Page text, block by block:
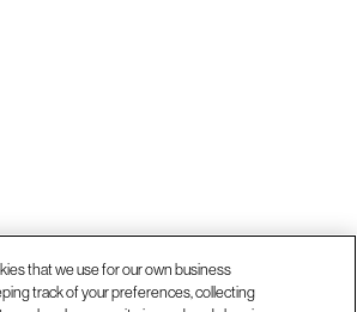
们： +1.408.324.0920
that we use for our own business
track of your preferences, collecting